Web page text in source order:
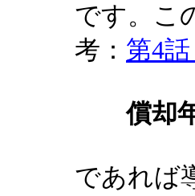
です。こ
考： 第4
償却
であれば